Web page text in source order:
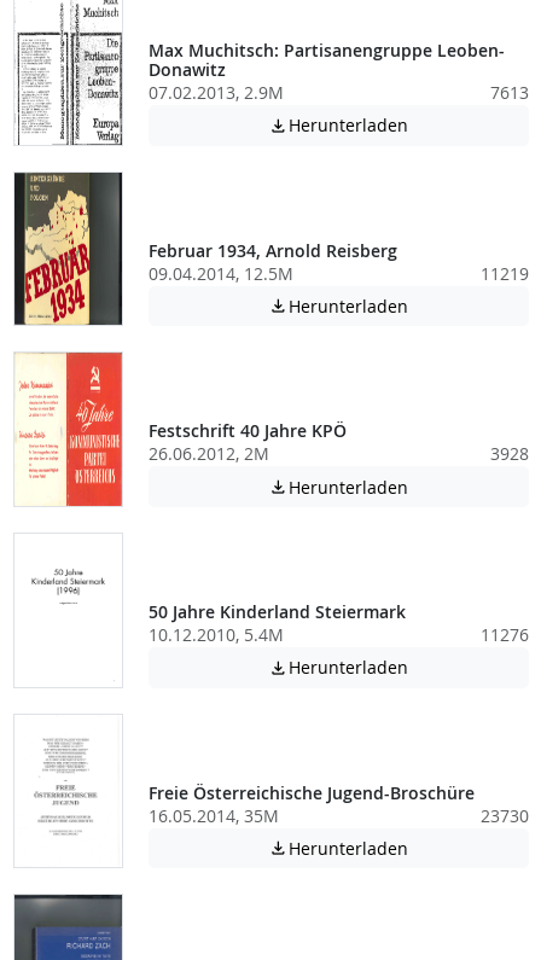
Max Muchitsch: Partisanengruppe Leoben-
Donawitz
07.02.2013, 2.9M
7613
 Herunterladen
Februar 1934, Arnold Reisberg
09.04.2014, 12.5M
11219
 Herunterladen
Festschrift 40 Jahre KPÖ
26.06.2012, 2M
3928
 Herunterladen
50 Jahre Kinderland Steiermark
10.12.2010, 5.4M
11276
 Herunterladen
Freie Österreichische Jugend-Broschüre
16.05.2014, 35M
23730
 Herunterladen